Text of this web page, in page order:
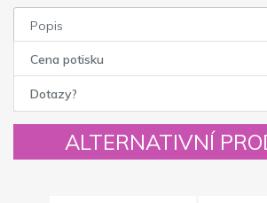
Popis
Cena potisku
Dotazy?
ALTERNATIVNÍ